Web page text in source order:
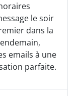
le soir
dans la
emails à une
parfaite.